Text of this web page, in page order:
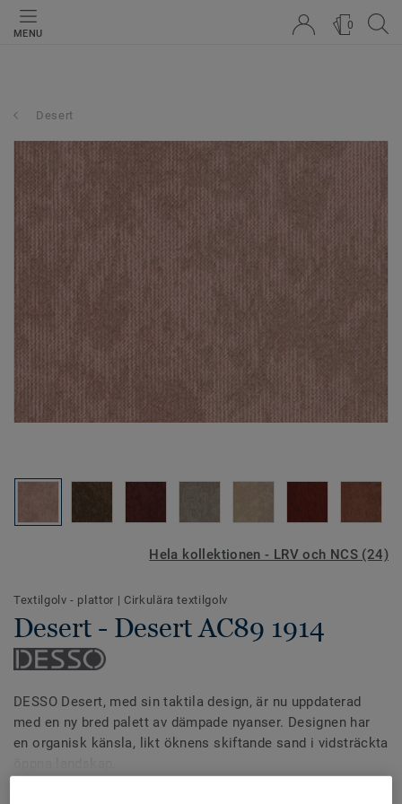
MENU
0
Desert
Hela kollektionen - LRV och NCS (24)
Textilgolv - plattor | Cirkulära textilgolv
Desert - Desert AC89 1914
DESSO Desert, med sin taktila design, är nu uppdaterad
med en ny bred palett av dämpade nyanser. Designen har
en organisk känsla, likt öknens skiftande sand i vidsträckta
Se mer